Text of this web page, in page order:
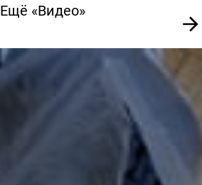
Ещё «Видео»